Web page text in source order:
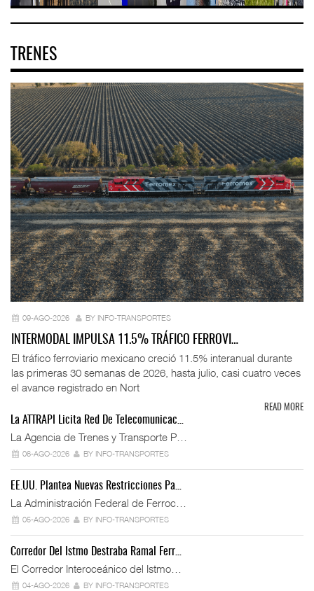
TRENES
09-AGO-2026 BY INFO-TRANSPORTES
INTERMODAL IMPULSA 11.5% TRÁFICO FERROVI…
El tráfico ferroviario mexicano creció 11.5% interanual durante
las primeras 30 semanas de 2026, hasta julio, casi cuatro veces
el avance registrado en Nort
READ MORE
La ATTRAPI Licita Red De Telecomunicac…
La Agencia de Trenes y Transporte P…
06-AGO-2026 BY INFO-TRANSPORTES
EE.UU. Plantea Nuevas Restricciones Pa…
La Administración Federal de Ferroc…
05-AGO-2026 BY INFO-TRANSPORTES
Corredor Del Istmo Destraba Ramal Ferr…
El Corredor Interoceánico del Istmo…
04-AGO-2026 BY INFO-TRANSPORTES